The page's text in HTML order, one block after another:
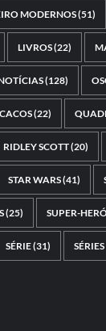
MODERNOS(51)
LIVROS(22)
(128)
(22)
RIDLEY SCOTT(20)
STAR WARS(41)
(25) SUPER-
SÉRIE(31) SÉRIES